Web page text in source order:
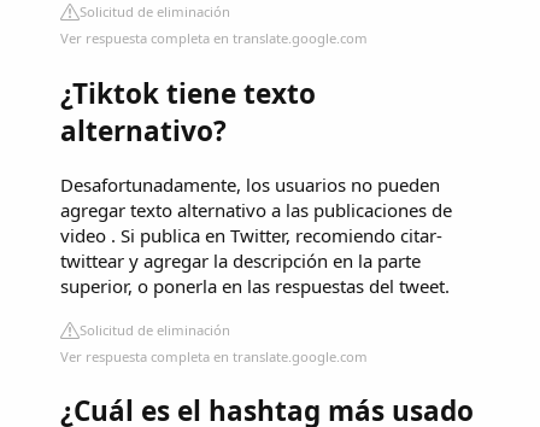
Solicitud de eliminación
Ver respuesta completa en translate.google.com
¿Tiktok tiene texto
alternativo?
Desafortunadamente, los usuarios no pueden
agregar texto alternativo a las publicaciones de
video . Si publica en Twitter, recomiendo citar-
twittear y agregar la descripción en la parte
superior, o ponerla en las respuestas del tweet.
Solicitud de eliminación
Ver respuesta completa en translate.google.com
¿Cuál es el hashtag más usado